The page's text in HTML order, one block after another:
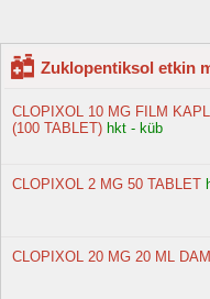
Zuklopentiksol etkin
CLOPIXOL 10 MG FILM
(100 TABLET) hkt - küb
CLOPIXOL 2 MG 50 TABLET
CLOPIXOL 20 MG 20 ML